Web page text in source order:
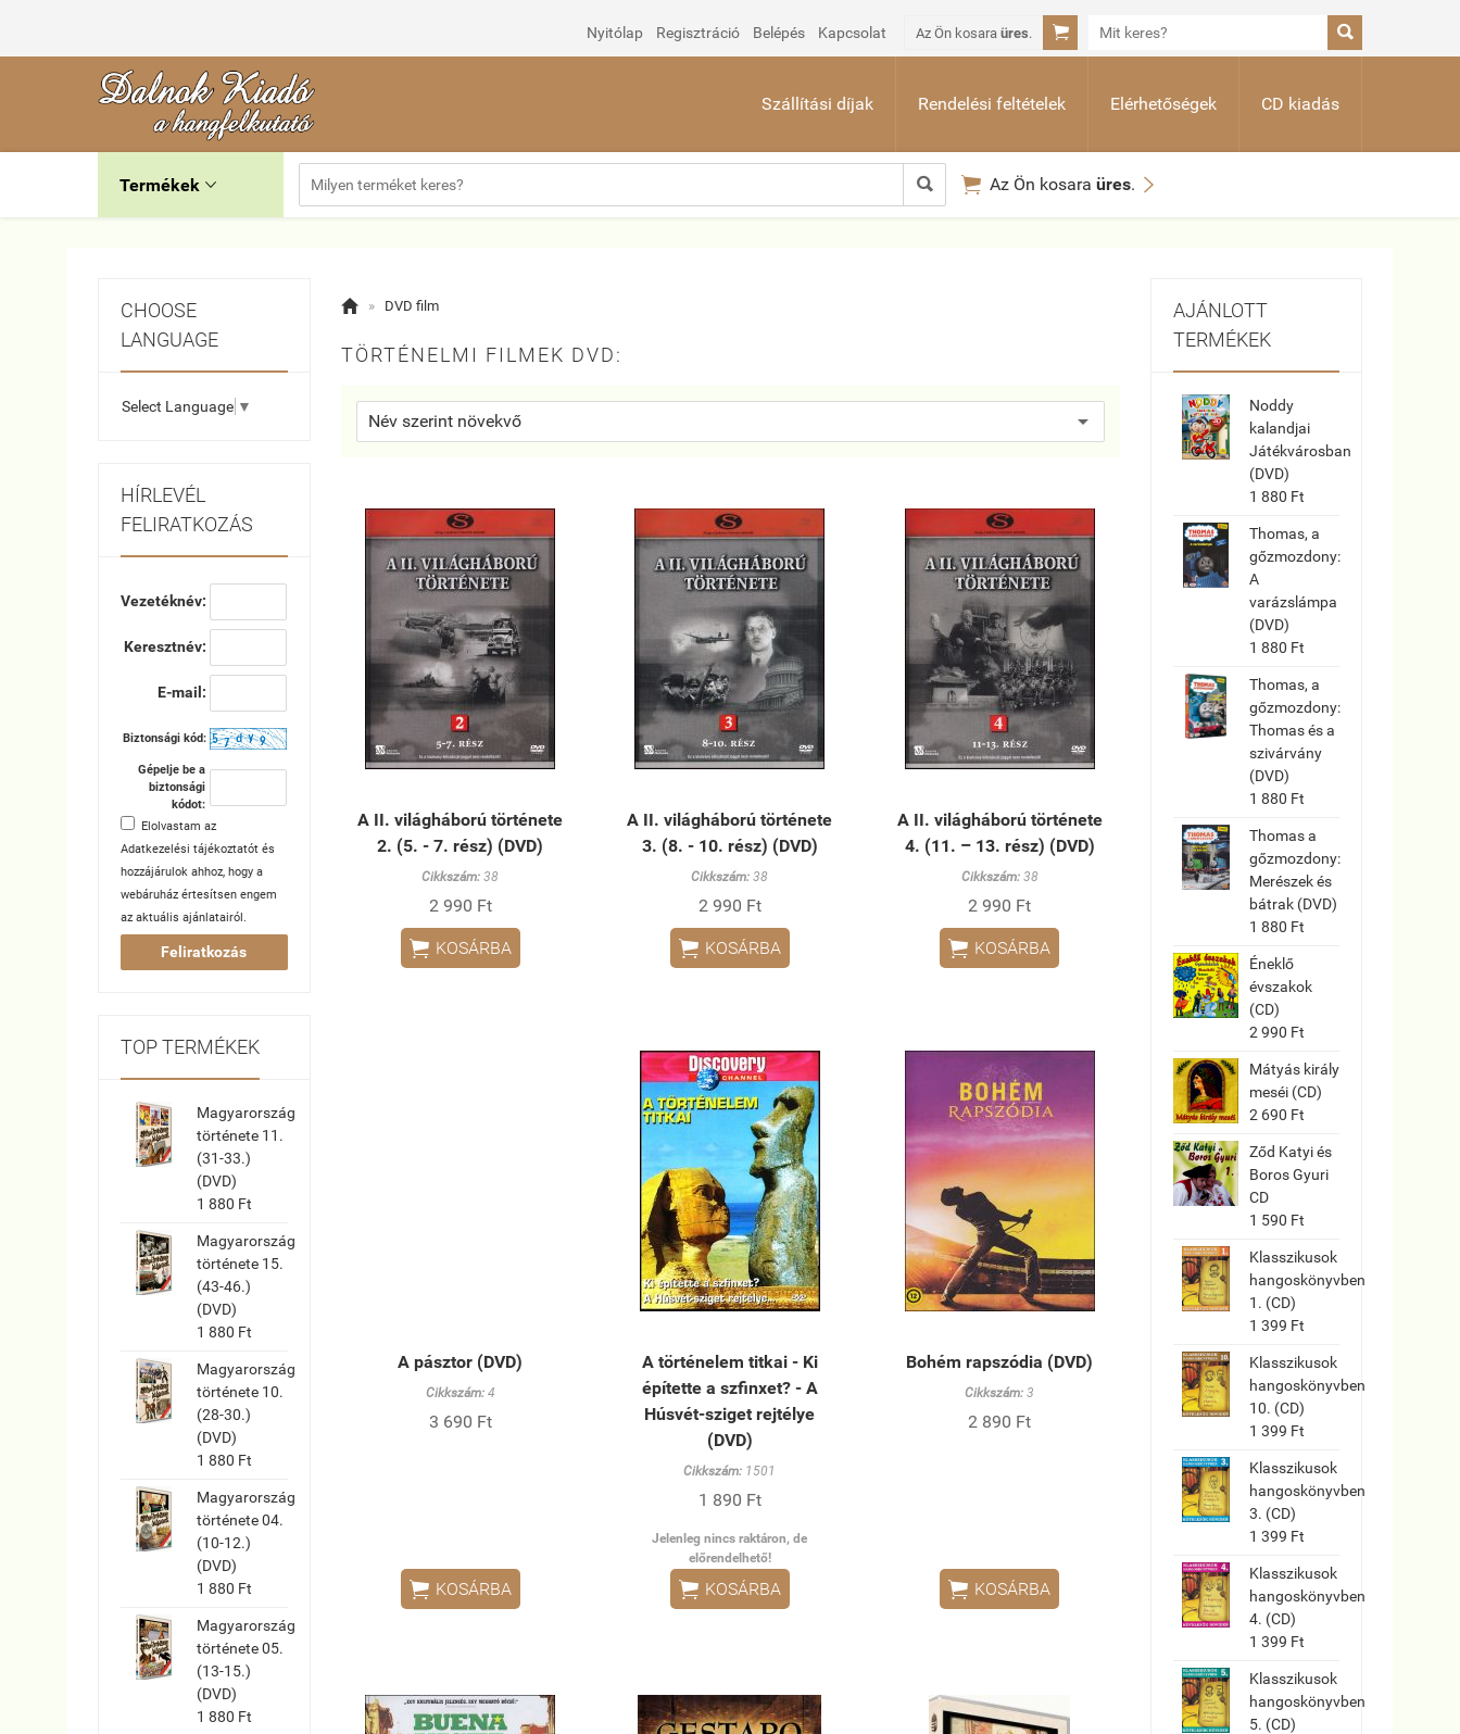
Nyitólap Regisztráció Belépés Kapcsolat Az Ön kosara üres.  
Szállítási díjak Rendelési feltételek Elérhetőségek CD kiadás
Termékek    Az Ön kosara üres. 
CHOOSE
LANGUAGE
Select Language ▼
HÍRLEVÉL
FELIRATKOZÁS
Vezetéknév:
Keresztnév:
E-mail:
Biztonsági kód:
Gépelje be a
biztonsági
kódot:
Elolvastam az
Adatkezelési tájékoztatót és
hozzájárulok ahhoz, hogy a
webáruház értesítsen engem
az aktuális ajánlatairól.
Feliratkozás
TOP TERMÉKEK
Magyarország
története 11.
(31-33.)
(DVD)
1 880 Ft
Magyarország
története 15.
(43-46.)
(DVD)
1 880 Ft
Magyarország
története 10.
(28-30.)
(DVD)
1 880 Ft
Magyarország
története 04.
(10-12.)
(DVD)
1 880 Ft
Magyarország
története 05.
(13-15.)
(DVD)
1 880 Ft
 » DVD film
TÖRTÉNELMI FILMEK DVD:
A II. világháború története
2. (5. - 7. rész) (DVD)
Cikkszám: 38
2 990 Ft
 KOSÁRBA
A II. világháború története
3. (8. - 10. rész) (DVD)
Cikkszám: 38
2 990 Ft
 KOSÁRBA
A II. világháború története
4. (11. – 13. rész) (DVD)
Cikkszám:38
2 990 Ft
 KOSÁRBA
A pásztor (DVD)
Cikkszám:4
3 690 Ft
 KOSÁRBA
A történelem titkai - Ki
építette a szfinxet? - A
Húsvét-sziget rejtélye
(DVD)
Cikkszám: 1501
1 890 Ft
Jelenleg nincs raktáron, de
előrendelhető!
 KOSÁRBA
Bohém rapszódia (DVD)
Cikkszám: 3
2 890 Ft
 KOSÁRBA
AJÁNLOTT
TERMÉKEK
Noddy
kalandjai
Játékvárosban
(DVD)
1 880 Ft
Thomas, a
gőzmozdony:
A
varázslámpa
(DVD)
1 880 Ft
Thomas, a
gőzmozdony:
Thomas és a
szivárvány
(DVD)
1 880 Ft
Thomas a
gőzmozdony:
Merészek és
bátrak (DVD)
1 880 Ft
Éneklő
évszakok
(CD)
2 990 Ft
Mátyás király
meséi (CD)
2 690 Ft
Ződ Katyi és
Boros Gyuri
CD
1 590 Ft
Klasszikusok
hangoskönyvben
1. (CD)
1 399 Ft
Klasszikusok
hangoskönyvben
10. (CD)
1 399 Ft
Klasszikusok
hangoskönyvben
3. (CD)
1 399 Ft
Klasszikusok
hangoskönyvben
4. (CD)
1 399 Ft
Klasszikusok
hangoskönyvben
5. (CD)